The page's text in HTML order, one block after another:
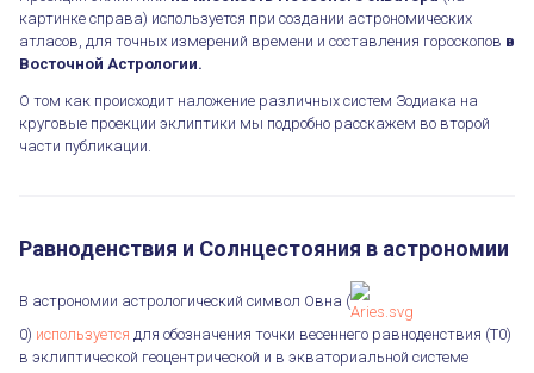
картинке справа) используется при создании астрономических
атласов, для точных измерений времени и составления гороскопов в
Восточной Астрологии.
О том как происходит наложение различных систем Зодиака на
круговые проекции эклиптики мы подробно расскажем во второй
части публикации.
Равноденствия и Солнцестояния в астрономии
В астрономии астрологический символ Овна (
0) используется для обозначения точки весеннего равноденствия (T0)
в эклиптической геоцентрической и в экваториальной системе